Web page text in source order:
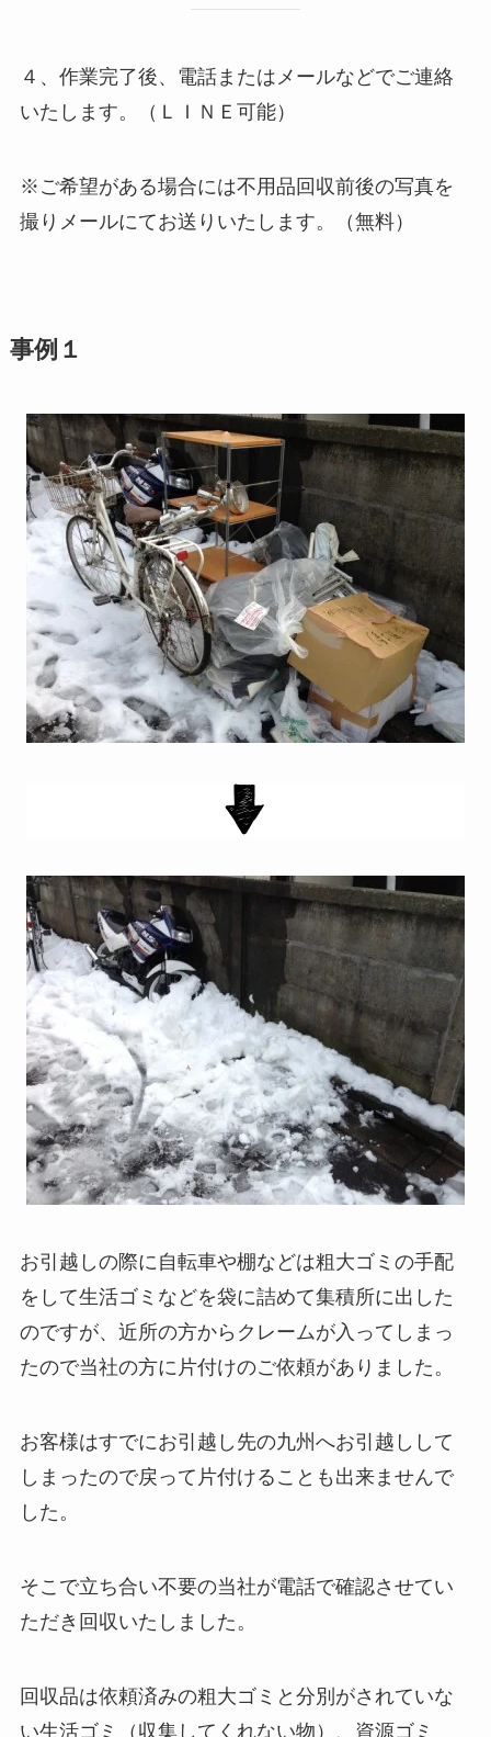
４、作業完了後、電話またはメールなどでご連絡
いたします。（ＬＩＮＥ可能）
※ご希望がある場合には不用品回収前後の写真を
撮りメールにてお送りいたします。（無料）
事例１
お引越しの際に自転車や棚などは粗大ゴミの手配
をして生活ゴミなどを袋に詰めて集積所に出した
のですが、近所の方からクレームが入ってしまっ
たので当社の方に片付けのご依頼がありました。
お客様はすでにお引越し先の九州へお引越しして
しまったので戻って片付けることも出来ませんで
した。
そこで立ち合い不要の当社が電話で確認させてい
ただき回収いたしました。
回収品は依頼済みの粗大ゴミと分別がされていな
い生活ゴミ（収集してくれない物）、資源ゴミ